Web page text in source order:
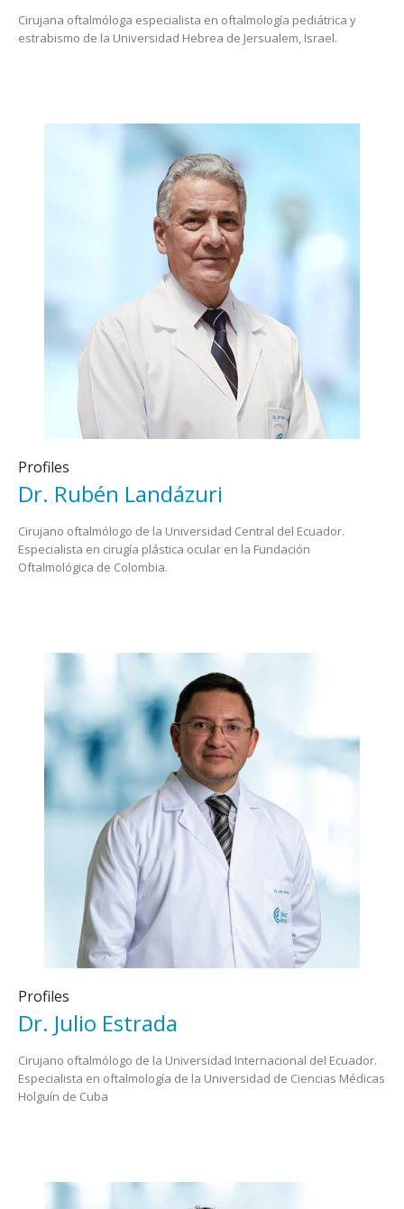
Cirujana oftalmóloga especialista en oftalmología pediátrica y
estrabismo de la Universidad Hebrea de Jersualem, Israel.
Profiles
Dr. Rubén Landázuri
Cirujano oftalmólogo de la Universidad Central del Ecuador.
Especialista en cirugía plástica ocular en la Fundación
Oftalmológica de Colombia.
Profiles
Dr. Julio Estrada
Cirujano oftalmólogo de la Universidad Internacional del Ecuador.
Especialista en oftalmología de la Universidad de Ciencias Médicas
Holguín de Cuba